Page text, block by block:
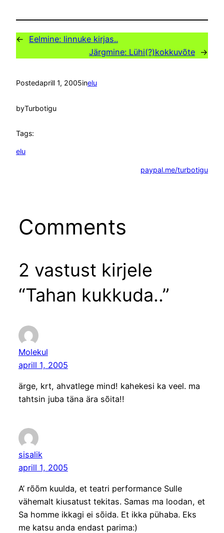
← Eelmine: linnuke kirjas..
Järgmine: Lühi(?)kokkuvõte →
Postedaprill 1, 2005inelu
byTurbotigu
Tags:
elu
paypal.me/turbotigu
Comments
2 vastust kirjele
“Tahan kukkuda..”
Molekul
aprill 1, 2005
ärge, krt, ahvatlege mind! kahekesi ka veel. ma
tahtsin juba täna ära sõita!!
sisalik
aprill 1, 2005
A’ rõõm kuulda, et teatri performance Sulle
vähemalt kiusatust tekitas. Samas ma loodan, et
Sa homme ikkagi ei sõida. Et ikka pühaba. Eks
me katsu anda endast parima:)